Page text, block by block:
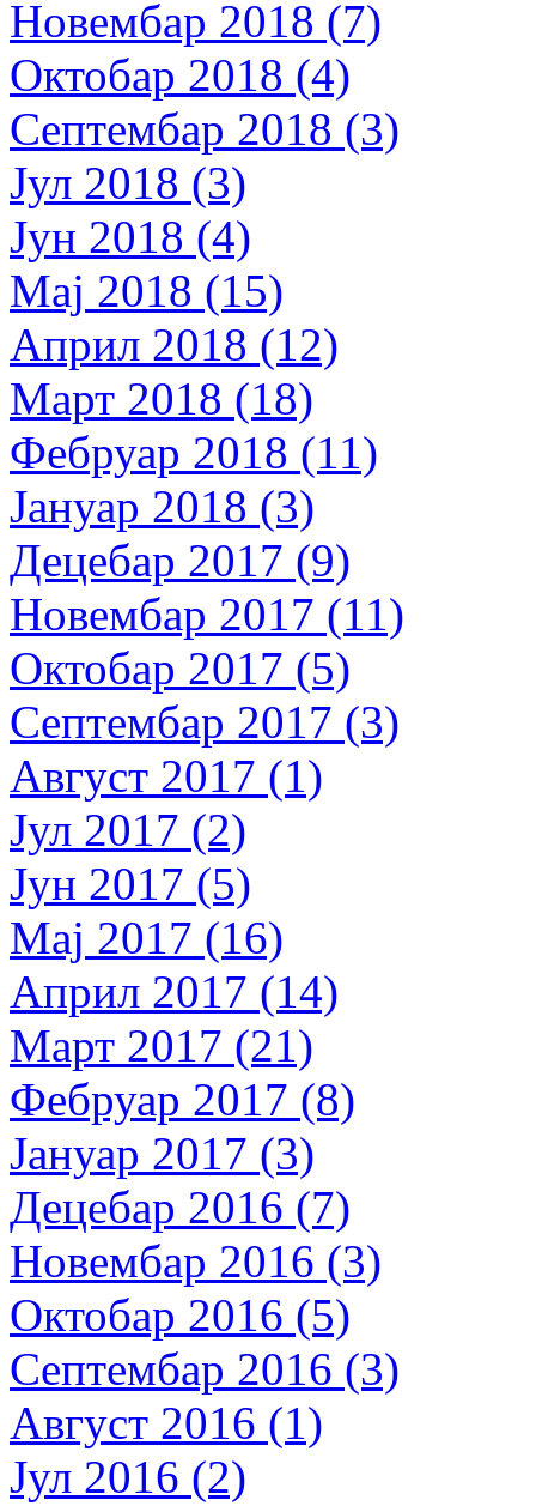
Новембар 2018 (7)
Октобар 2018 (4)
Септембар 2018 (3)
Јул 2018 (3)
Јун 2018 (4)
Мај 2018 (15)
Април 2018 (12)
Март 2018 (18)
Фебруар 2018 (11)
Јануар 2018 (3)
Децебар 2017 (9)
Новембар 2017 (11)
Октобар 2017 (5)
Септембар 2017 (3)
Август 2017 (1)
Јул 2017 (2)
Јун 2017 (5)
Мај 2017 (16)
Април 2017 (14)
Март 2017 (21)
Фебруар 2017 (8)
Јануар 2017 (3)
Децебар 2016 (7)
Новембар 2016 (3)
Октобар 2016 (5)
Септембар 2016 (3)
Август 2016 (1)
Јул 2016 (2)